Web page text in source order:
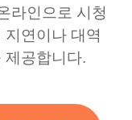
라인으로 시청
연이나 대역
제공합니다.